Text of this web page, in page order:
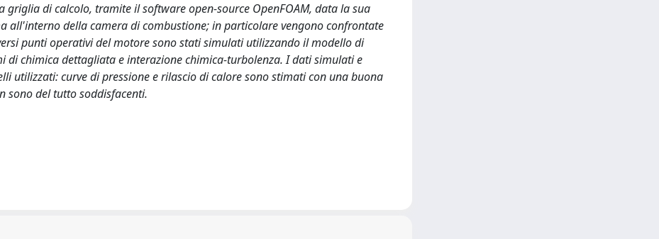
di calcolo, tramite il software open-source OpenFOAM, data la sua
all'interno della camera di combustione; in particolare vengono confrontate
punti operativi del motore sono stati simulati utilizzando il modello di
di chimica dettagliata e interazione chimica-turbolenza. I dati simulati e
utilizzati: curve di pressione e rilascio di calore sono stimati con una buona
sono del tutto soddisfacenti.